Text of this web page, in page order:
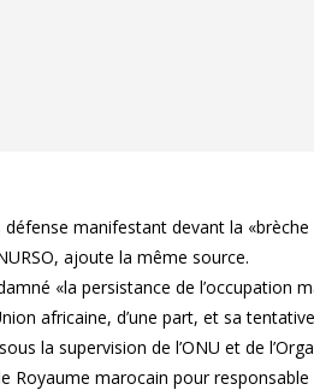
manifestant devant la «brèche
ajoute la même source.
«la persistance de l’occupation
africaine, d’une part, et sa
la supervision de l’ONU et de
Royaume marocain pour